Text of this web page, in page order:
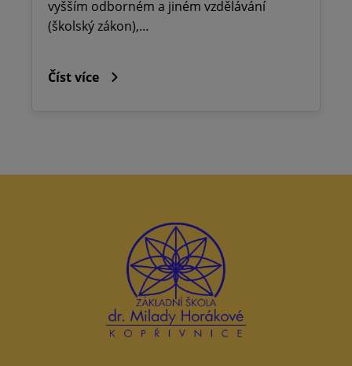
vyšším odborném a jiném vzdělávání
(školský zákon),…
Číst více